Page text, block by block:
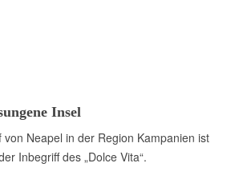
Insel
von Neapel in der Region Kampanien ist
Inbegriff des „Dolce Vita“.